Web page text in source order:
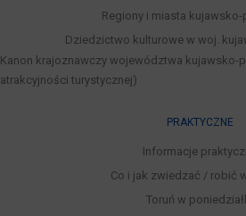
Regiony i miasta
Dziedzictwo kulturowe w woj.
Kanon krajoznawczy województwa kujawsko-
atrakcyjności turystycznej)
PRAKTYCZNE
Informacje
Co i jak zwiedzać / robić
Toruń w